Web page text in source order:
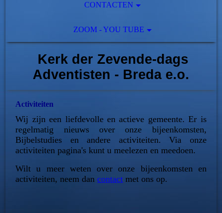
CONTACTEN
ZOOM - YOU TUBE
Kerk der Zevende-dags
Adventisten - Breda e.o.
Activiteiten
Wij zijn een liefdevolle en actieve gemeente. Er is
regelmatig nieuws over onze bijeenkomsten,
Bijbelstudies en andere activiteiten. Via onze
activiteiten pagina's kunt u meelezen en meedoen.
Wilt u meer weten over onze bijeenkomsten en
activiteiten, neem dancontact met ons op.